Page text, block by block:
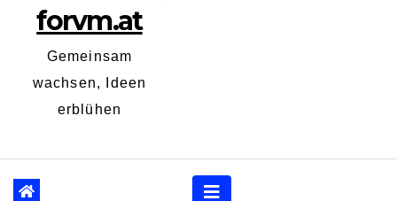
forvm.at
Gemeinsam
wachsen, Ideen
erblühen